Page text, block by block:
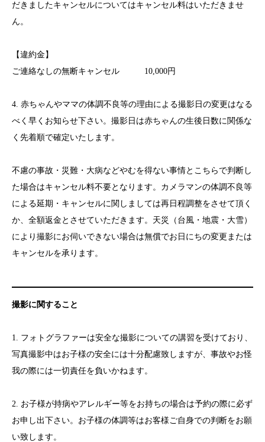
だきましたキャンセルについてはキャンセル料はいただきませ
ん。
【違約金】
ご連絡なしの無断キャンセル 10,000円
4. 赤ちゃんやママの体調不良等の理由による撮影日の変更はなる
べく早くお知らせ下さい。撮影日は赤ちゃんの生後日数に関係な
く先着順で確定いたします。
不慮の事故・災難・大病などやむを得ない事情とこちらで判断し
た場合はキャンセル料不要となります。カメラマンの体調不良等
による延期・キャンセルに関しましては再日程調整をさせて頂く
か、全額返金とさせていただきます。天災（台風・地震・大雪）
により撮影にお伺いできない場合は無償でお日にちの変更または
キャンセルを承ります。
撮影に関すること
1. フォトグラファーは安全な撮影についての講習を受けており、
写真撮影中はお子様の安全には十分配慮致しますが、事故やお怪
我の際には一切責任を負いかねます。
2. お子様が持病やアレルギー等をお持ちの場合は予約の際に必ず
お申し出下さい。お子様の体調等はお客様ご自身での判断をお願
い致します。